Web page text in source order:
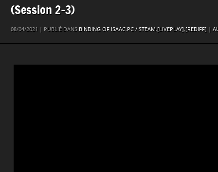
(Session 2-3)
08/04/2021 | PUBLIÉ DANS BINDING OF ISAAC,PC / STEAM,[LIVEPLAY],[REDIFF]